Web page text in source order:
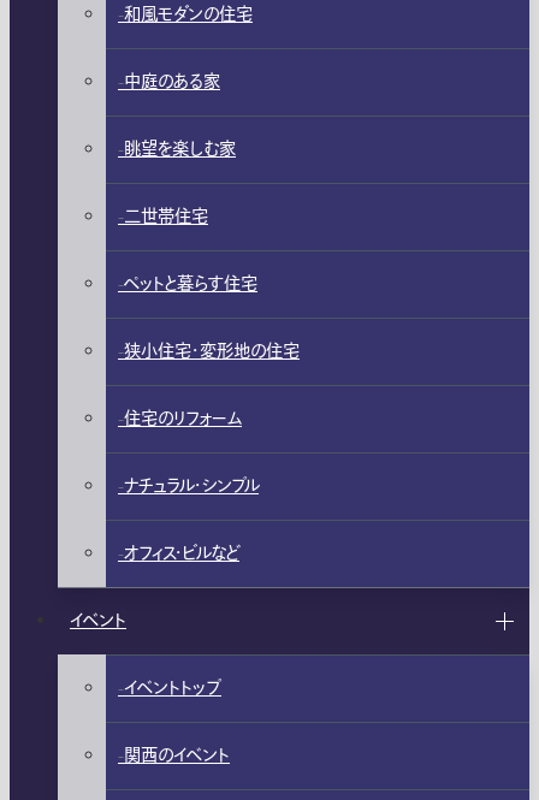
和風モダンの住宅
中庭のある家
眺望を楽しむ家
二世帯住宅
ペットと暮らす住宅
狭小住宅・変形地の住宅
住宅のリフォーム
ナチュラル・シンプル
オフィス・ビルなど
イベント
イベントトップ
関西のイベント